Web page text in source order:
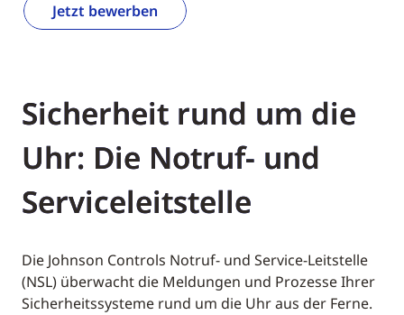
Jetzt bewerben
Sicherheit rund um die
Uhr: Die Notruf- und
Serviceleitstelle
Die Johnson Controls Notruf- und Service-Leitstelle
(NSL) überwacht die Meldungen und Prozesse Ihrer
Sicherheitssysteme rund um die Uhr aus der Ferne.